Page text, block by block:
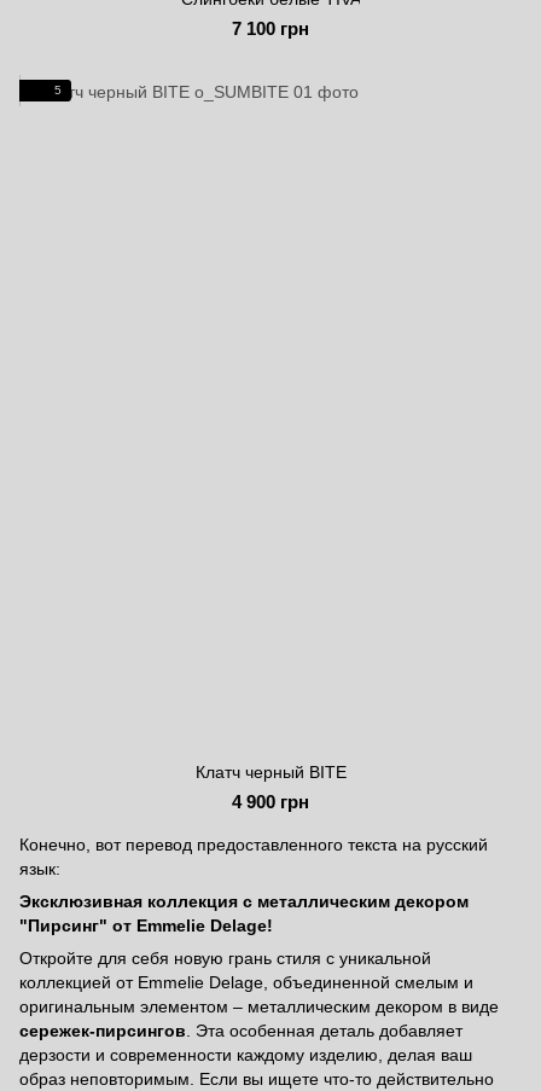
7 100 грн
5
Клатч черный BITE
4 900 грн
Конечно, вот перевод предоставленного текста на русский
язык:
Эксклюзивная коллекция с металлическим декором
"Пирсинг" от Emmelie Delage!
Откройте для себя новую грань стиля с уникальной
коллекцией от Emmelie Delage, объединенной смелым и
оригинальным элементом – металлическим декором в виде
сережек-пирсингов . Эта особенная деталь добавляет
дерзости и современности каждому изделию, делая ваш
образ неповторимым. Если вы ищете что-то действительно